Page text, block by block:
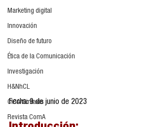
Marketing digital
Innovación
Diseño de futuro
Ética de la Comunicación
Investigación
H&NhCL
CICA/Sintaxis
Revista ComA
Fecha: 9 de junio de 2023